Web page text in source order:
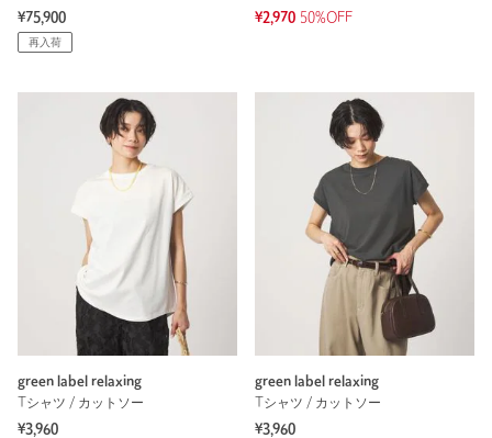
¥75,900
再入荷
¥2,970 50%OFF
green label relaxing
Tシャツ / カットソー
¥3,960
green label relaxing
Tシャツ / カットソー
¥3,960